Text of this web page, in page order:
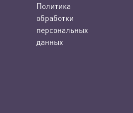
Политика
обработки
персональных
данных